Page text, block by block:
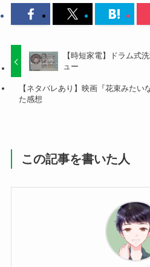
【時短家電】ドラム式
ュー
【ネタバレあり】映画『花束みたい
た感想
この記事を書いた人